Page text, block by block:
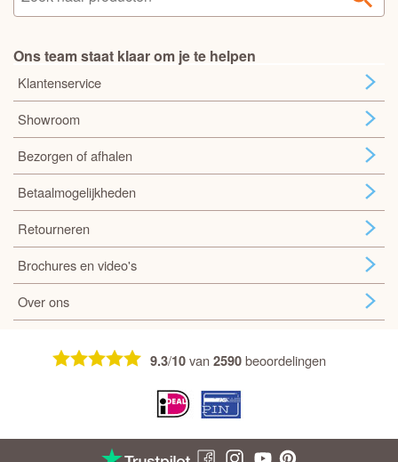
Ons team staat klaar om je te helpen
Klantenservice
Showroom
Bezorgen of afhalen
Betaalmogelijkheden
Retourneren
Brochures en video's
Over ons
9.3/10van2590beoordelingen